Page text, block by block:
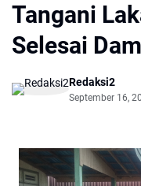
Tangani
Selesai
Redaksi2
September 16,